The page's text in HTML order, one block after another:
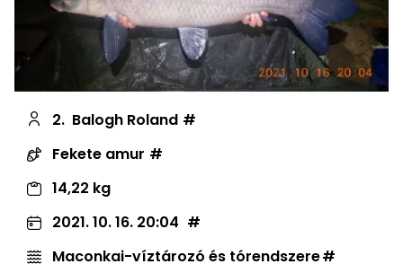
2. Balogh Roland
Fekete amur
14,22 kg
2021. 10. 16. 20:04
Maconkai-víztározó és tórendszere